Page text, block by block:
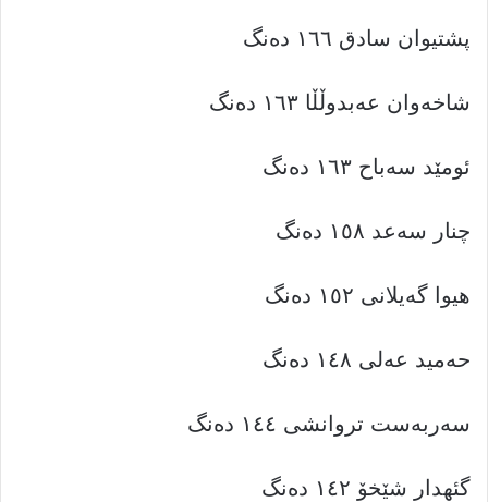
پشتیوان سادق ١٦٦ دەنگ
شاخەوان عەبدوڵڵا ١٦٣ دەنگ
ئومێد سەباح ١٦٣ دەنگ
چنار سەعد ١٥٨ دەنگ
هیوا گەیلانی ١٥٢ دەنگ
حەمید عەلی ١٤٨ دەنگ
سەربەست تروانشی ١٤٤ دەنگ
گئهدار شێخۆ ١٤٢ دەنگ